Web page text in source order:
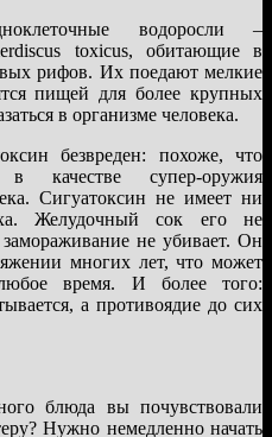
водоросли –
toxicus, обитающие в
рифов. Их поедают мелкие
пищей для более крупных
в организме человека.
безвреден: похоже, что
качестве супер-оружия
Сигуатоксин не имеет ни
Желудочный сок его не
не убивает. Он
многих лет, что может
время. И более того:
а противоядие до сих
блюда вы почувствовали
Нужно немедленно начать